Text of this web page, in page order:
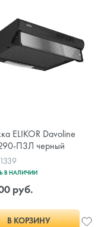
ELIKOR Davoline
П3Л черный
В НАЛИЧИИ
руб.
В КОРЗИНУ